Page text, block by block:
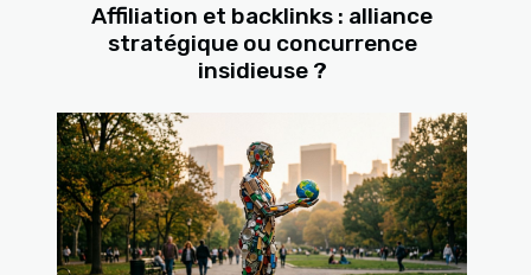
Affiliation et backlinks : alliance
stratégique ou concurrence
insidieuse ?